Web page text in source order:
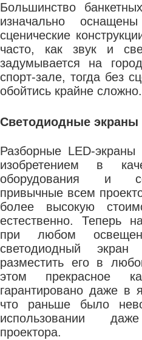
Большинство
изначально
сценические
часто, как звук и
задумывается на
спорт-зале, тогда без
обойтись крайне сложно.
Светодиодные экраны
Разборные LED-
изобретением в
оборудования и
привычные всем
более высокую
естественно. Теперь
при любом
светодиодный
разместить его в
этом прекрасное
гарантировано даже в
что раньше было
использовании
проектора.